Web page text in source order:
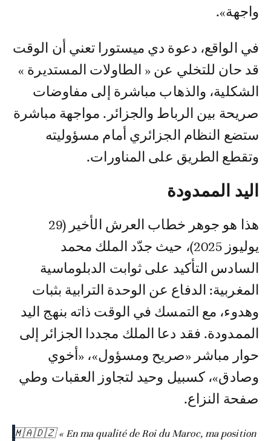
واجهة».
في الواقع، دعوة دي ميستورا تعني أن الوقت
قد حان للتخلي عن « الطاولات المستديرة »
الشكلية، والذهاب مباشرة إلى مفاوضات
صريحة بين الرباط والجزائر. مواجهة مباشرة
ستضع النظام الجزائري أمام مسؤوليته
وتقطع الطريق على المناورات.
اليد الممدودة
هذا هو جوهر خطاب العرش الأخير (29
يوليوز 2025)، حيث جدّد الملك محمد
السادس التأكيد على ثوابت الدبلوماسية
المغربية: الدفاع عن الوحدة الترابية بثبات
وهدوء، مع التمسك في الوقت ذاته بنهج اليد
الممدودة. فقد دعا الملك مجددا الجزائر إلى
حوار مباشر «صريح ومسؤول»، «أخوي
وصادق»، كسبيل وحيد لتجاوز العقبات وطي
صفحة النزاع.
🇲🇦🇩🇿 « En ma qualité de Roi du Maroc, ma position